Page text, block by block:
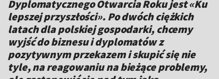
Dyplomatycznego Otwarcia Roku jest «Ku
lepszej przyszłości». Po dwóch ciężkich
latach dla polskiej gospodarki, chcemy
wyjść do biznesu i dyplomatów z
pozytywnym przekazem i skupić się nie
tyle, na reagowaniu na bieżące problemy,